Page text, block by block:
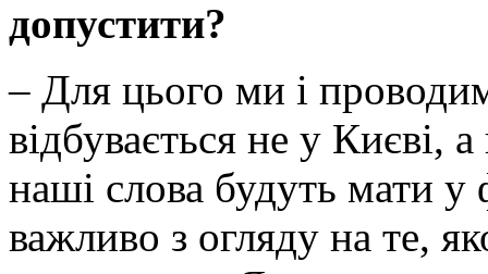
допустити?
– Для цього ми і
відбувається не у Києві,
наші слова будуть мати у
важливо з огляду на те,